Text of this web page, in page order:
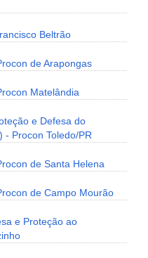
Beltrão
de Arapongas
Matelândia
e Defesa do
- Procon Toledo/PR
de Santa Helena
de Campo Mourão
e Proteção ao